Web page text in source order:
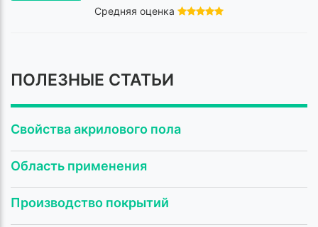
Средняя оценка
ПОЛЕЗНЫЕ СТАТЬИ
Свойства акрилового пола
Область применения
Производство покрытий